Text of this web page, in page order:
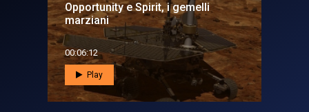
Opportunity e Spirit, i gemelli
marziani
00:06:12
Play